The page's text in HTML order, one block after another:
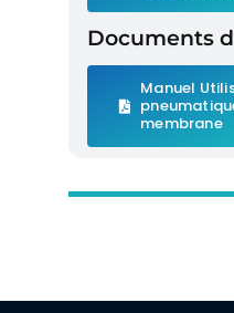
Documents
Manuel
membrane